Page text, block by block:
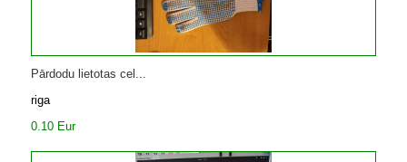
Pārdodu lietotas cel...
riga
0.10 Eur